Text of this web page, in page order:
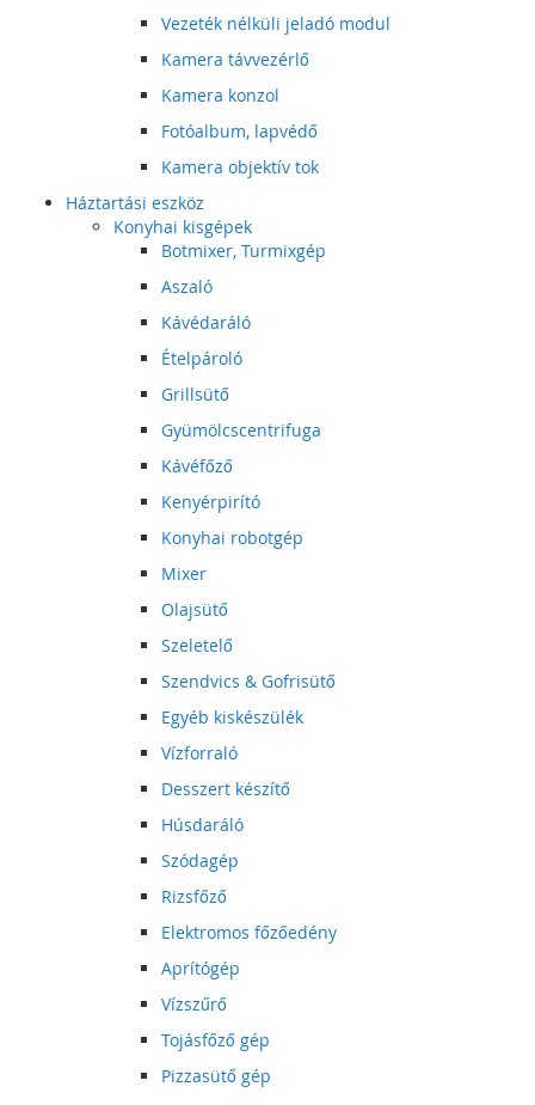
Vezeték nélküli jeladó modul
Kamera távvezérlő
Kamera konzol
Fotóalbum, lapvédő
Kamera objektív tok
Háztartási eszköz
Konyhai kisgépek
Botmixer, Turmixgép
Aszaló
Kávédaráló
Ételpároló
Grillsütő
Gyümölcscentrifuga
Kávéfőző
Kenyérpirító
Konyhai robotgép
Mixer
Olajsütő
Szeletelő
Szendvics & Gofrisütő
Egyéb kiskészülék
Vízforraló
Desszert készítő
Húsdaráló
Szódagép
Rizsfőző
Elektromos főzőedény
Aprítógép
Vízszűrő
Tojásfőző gép
Pizzasütő gép